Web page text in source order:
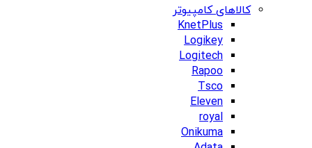
کالاهای کامپیوتر
KnetPlus
Logikey
Logitech
Rapoo
Tsco
Eleven
royal
Onikuma